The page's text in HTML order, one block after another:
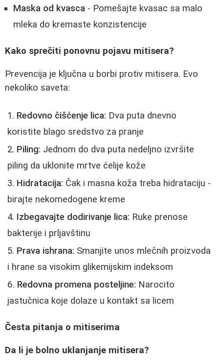
Maska od kvasca - Pomešajte kvasac sa malo
mleka do kremaste konzistencije
Kako sprečiti ponovnu pojavu mitisera?
Prevencija je ključna u borbi protiv mitisera. Evo
nekoliko saveta:
Redovno čišćenje lica: Dva puta dnevno
koristite blago sredstvo za pranje
Piling: Jednom do dva puta nedeljno izvršite
piling da uklonite mrtve ćelije kože
Hidratacija: Čak i masna koža treba hidrataciju -
birajte nekomedogene kreme
Izbegavajte dodirivanje lica: Ruke prenose
bakterije i prljavštinu
Prava ishrana: Smanjite unos mlečnih proizvoda
i hrane sa visokim glikemijskim indeksom
Redovna promena posteljine: Narocito
jastučnica koje dolaze u kontakt sa licem
Česta pitanja o mitiserima
Da li je bolno uklanjanje mitisera?